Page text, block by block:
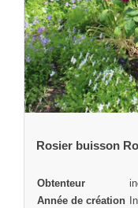
Rosier buisson
Obtenteur
Année de création